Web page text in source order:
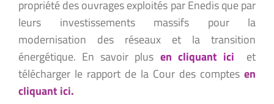
propriété des ouvrages exploités par Enedis que par
leurs investissements massifs pour la
modernisation des réseaux et la transition
énergétique. En savoir plus en cliquant ici et
télécharger le rapport de la Cour des comptes en
cliquant ici.